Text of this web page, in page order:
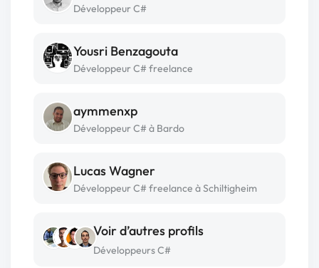
Développeur C#
Yousri Benzagouta
Développeur C# freelance
aymmenxp
Développeur C# à Bardo
Lucas Wagner
Développeur C# freelance à Schiltigheim
Voir d’autres profils
Développeurs C#